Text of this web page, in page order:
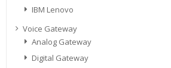
IBM Lenovo
Voice Gateway
Analog Gateway
Digital Gateway